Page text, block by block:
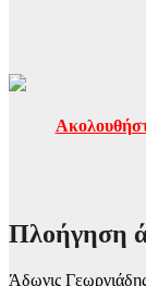
Πλοήγηση
Άδωνις